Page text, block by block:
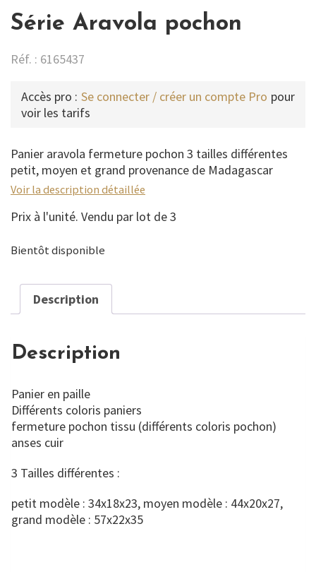
Série Aravola pochon
Réf. : 6165437
Accès pro : Se connecter / créer un compte Pro pour
voir les tarifs
Panier aravola fermeture pochon 3 tailles différentes
petit, moyen et grand provenance de Madagascar
Voir la description détaillée
Prix à l'unité. Vendu par lot de 3
Bientôt disponible
Description
Description
Panier en paille
Différents coloris paniers
fermeture pochon tissu (différents coloris pochon)
anses cuir
3 Tailles différentes :
petit modèle : 34x18x23, moyen modèle : 44x20x27,
grand modèle : 57x22x35